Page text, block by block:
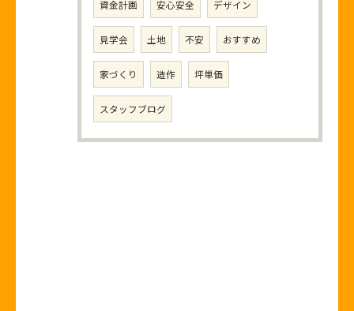
資金計画 安心安全 デザイン
見学会 土地 不安 おすすめ
家づくり 造作 坪単価
スタッフブログ